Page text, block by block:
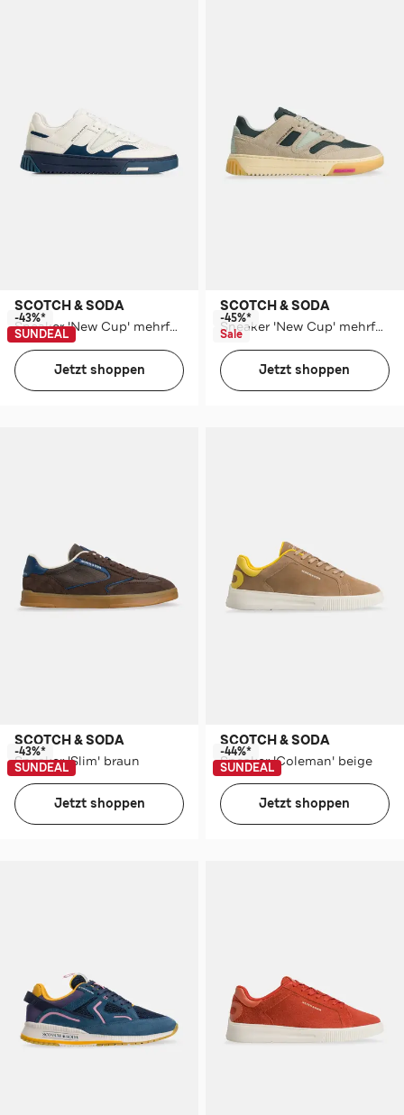
SCOTCH & SODA
Sneaker 'New Cup' mehrfarbig
-43%*
SUNDEAL
Jetzt shoppen
SCOTCH & SODA
Sneaker 'New Cup' mehrfarbig
-45%*
Sale
Jetzt shoppen
SCOTCH & SODA
Sneaker 'Slim' braun
-43%*
SUNDEAL
Jetzt shoppen
SCOTCH & SODA
Sneaker 'Coleman' beige
-44%*
SUNDEAL
Jetzt shoppen